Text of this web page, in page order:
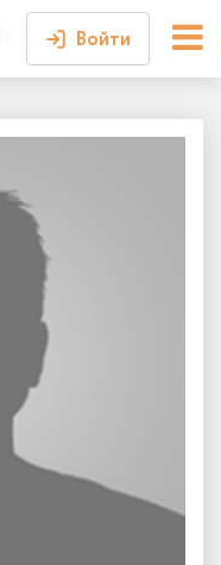
Войти
или
кабинет